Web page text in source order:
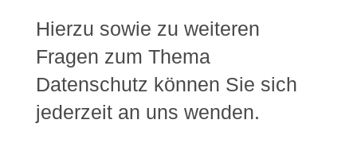
Hierzu sowie zu weiteren
Fragen zum Thema
Datenschutz können Sie sich
jederzeit an uns wenden.